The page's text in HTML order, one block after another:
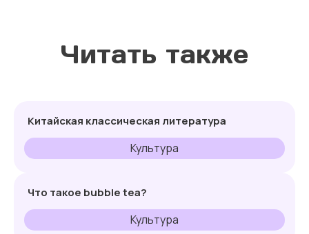
Читать также
Китайская классическая литература
Культура
Что такое bubble tea?
Культура